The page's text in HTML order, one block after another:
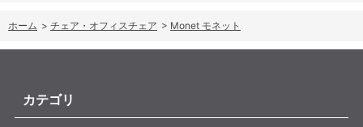
ホーム > チェア・オフィスチェア > Monet モネット
カテゴリ